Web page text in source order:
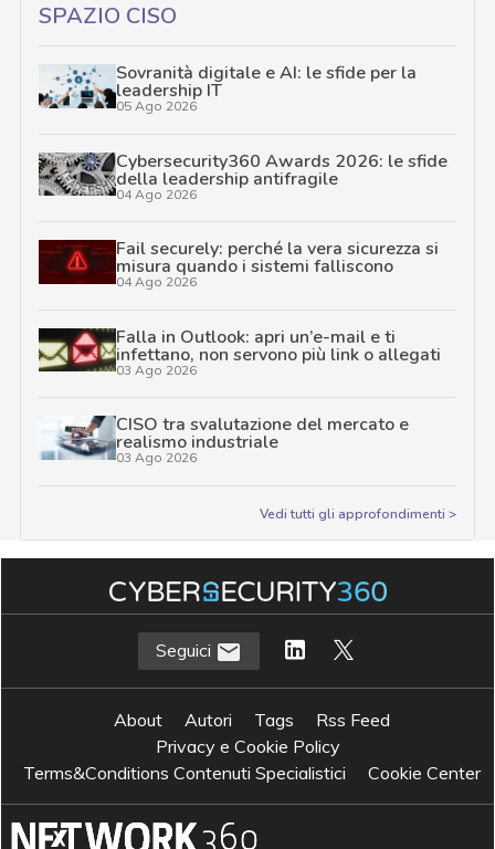
SPAZIO CISO
Sovranità digitale e AI: le sfide per la
leadership IT
05 Ago 2026
Cybersecurity360 Awards 2026: le sfide
della leadership antifragile
04 Ago 2026
Fail securely: perché la vera sicurezza si
misura quando i sistemi falliscono
04 Ago 2026
Falla in Outlook: apri un’e-mail e ti
infettano, non servono più link o allegati
03 Ago 2026
CISO tra svalutazione del mercato e
realismo industriale
03 Ago 2026
Vedi tutti gli approfondimenti >
Seguici
About Autori Tags
Rss Feed
Privacy e Cookie Policy
Terms&Conditions Contenuti Specialistici
Cookie Center